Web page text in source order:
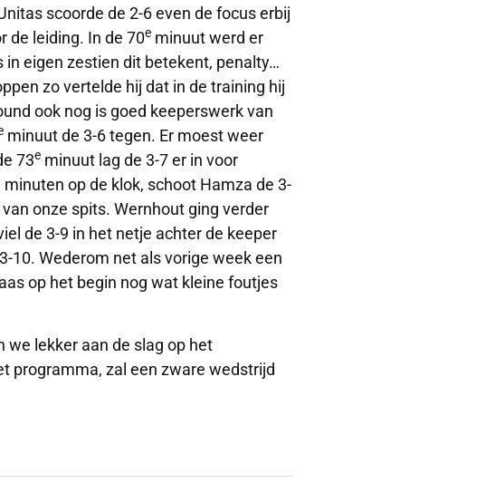
scoorde de 2-6 even de focus erbij
de leiding. In de 70eminuut werd er
eigen zestien dit betekent, penalty…
zo vertelde hij dat in de training hij
ook nog is goed keeperswerk van
minuut de 3-6 tegen. Er moest weer
73eminuut lag de 3-7 er in voor
op de klok, schoot Hamza de 3-
onze spits. Wernhout ging verder
de 3-9 in het netje achter de keeper
10. Wederom net als vorige week een
op het begin nog wat kleine foutjes
we lekker aan de slag op het
programma, zal een zware wedstrijd